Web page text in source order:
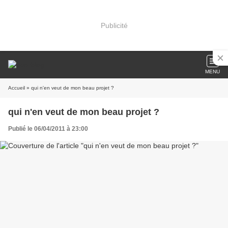
Publicité
MENU
Accueil » qui n'en veut de mon beau projet ?
qui n'en veut de mon beau projet ?
Publié le 06/04/2011 à 23:00